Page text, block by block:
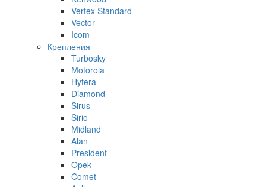
Vertex Standard
Vector
Icom
Крепления
Turbosky
Motorola
Hytera
Diamond
Sirus
Sirio
Midland
Alan
President
Opek
Comet